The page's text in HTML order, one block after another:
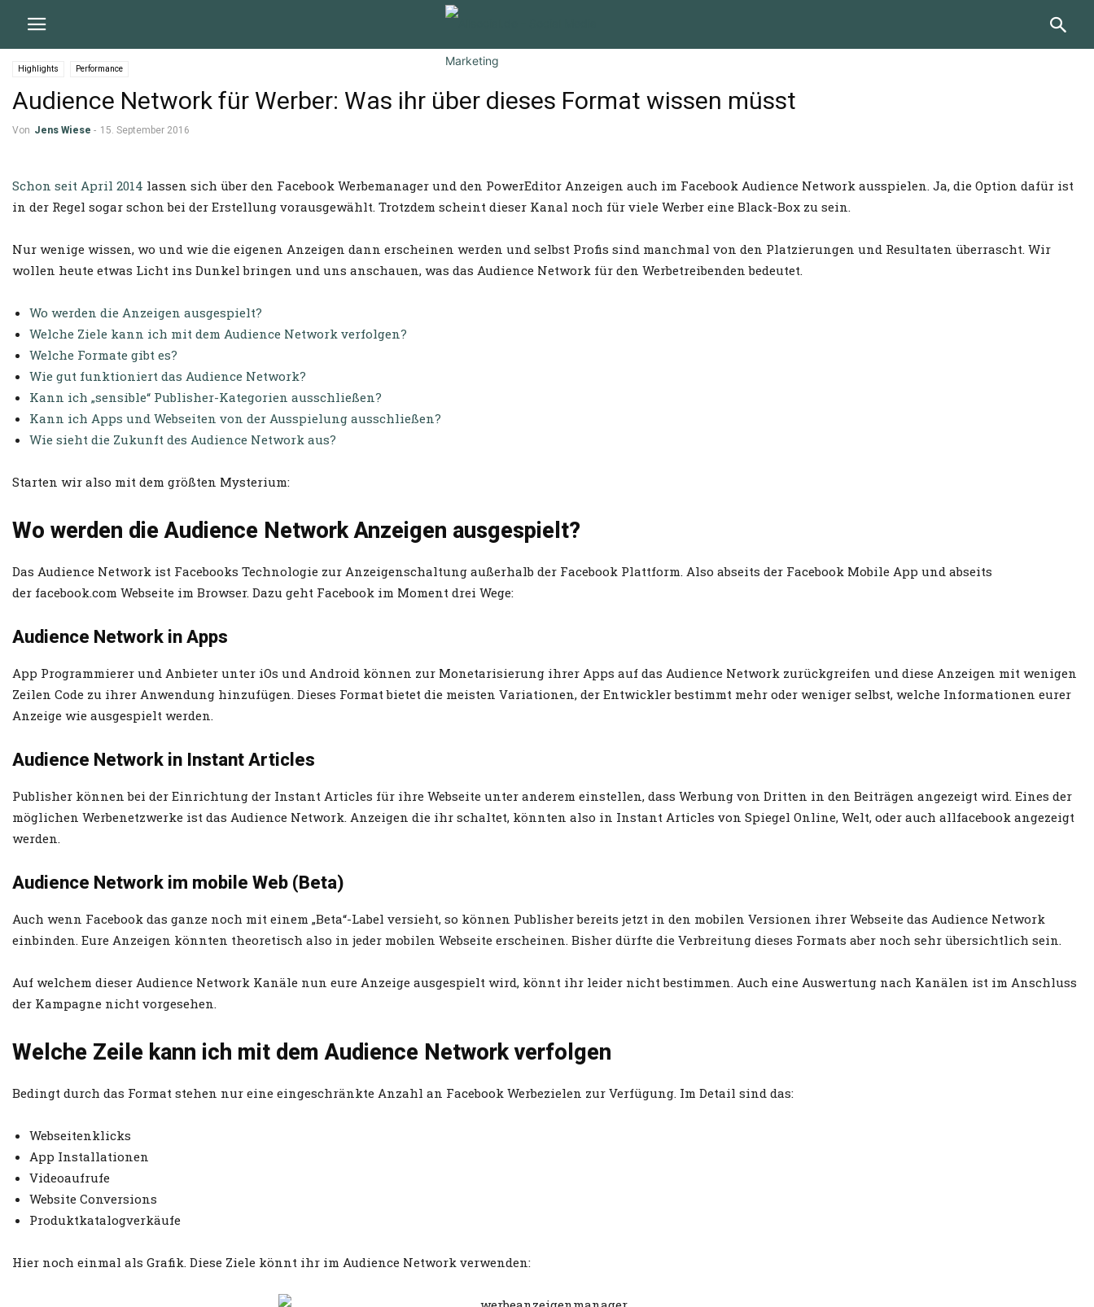
Highlights Performance
Audience Network für Werber: Was ihr über dieses Format wissen müsst
Von Jens Wiese - 15. September 2016
Schon seit April 2014 lassen sich über den Facebook Werbemanager und den PowerEditor Anzeigen auch im Facebook Audience Network ausspielen. Ja, die Option dafür ist
in der Regel sogar schon bei der Erstellung vorausgewählt. Trotzdem scheint dieser Kanal noch für viele Werber eine Black-Box zu sein.
Nur wenige wissen, wo und wie die eigenen Anzeigen dann erscheinen werden und selbst Profis sind manchmal von den Platzierungen und Resultaten überrascht. Wir
wollen heute etwas Licht ins Dunkel bringen und uns anschauen, was das Audience Network für den Werbetreibenden bedeutet.
Wo werden die Anzeigen ausgespielt?
Welche Ziele kann ich mit dem Audience Network verfolgen?
Welche Formate gibt es?
Wie gut funktioniert das Audience Network?
Kann ich „sensible“ Publisher-Kategorien ausschließen?
Kann ich Apps und Webseiten von der Ausspielung ausschließen?
Wie sieht die Zukunft des Audience Network aus?
Starten wir also mit dem größten Mysterium:
Wo werden die Audience Network Anzeigen ausgespielt?
Das Audience Network ist Facebooks Technologie zur Anzeigenschaltung außerhalb der Facebook Plattform. Also abseits der Facebook Mobile App und abseits
der facebook.com Webseite im Browser. Dazu geht Facebook im Moment drei Wege:
Audience Network in Apps
App Programmierer und Anbieter unter iOs und Android können zur Monetarisierung ihrer Apps auf das Audience Network zurückgreifen und diese Anzeigen mit wenigen
Zeilen Code zu ihrer Anwendung hinzufügen. Dieses Format bietet die meisten Variationen, der Entwickler bestimmt mehr oder weniger selbst, welche Informationen eurer
Anzeige wie ausgespielt werden.
Audience Network in Instant Articles
Publisher können bei der Einrichtung der Instant Articles für ihre Webseite unter anderem einstellen, dass Werbung von Dritten in den Beiträgen angezeigt wird. Eines der
möglichen Werbenetzwerke ist das Audience Network. Anzeigen die ihr schaltet, könnten also in Instant Articles von Spiegel Online, Welt, oder auch allfacebook angezeigt
werden.
Audience Network im mobile Web (Beta)
Auch wenn Facebook das ganze noch mit einem „Beta“-Label versieht, so können Publisher bereits jetzt in den mobilen Versionen ihrer Webseite das Audience Network
einbinden. Eure Anzeigen könnten theoretisch also in jeder mobilen Webseite erscheinen. Bisher dürfte die Verbreitung dieses Formats aber noch sehr übersichtlich sein.
Auf welchem dieser Audience Network Kanäle nun eure Anzeige ausgespielt wird, könnt ihr leider nicht bestimmen. Auch eine Auswertung nach Kanälen ist im Anschluss
der Kampagne nicht vorgesehen.
Welche Zeile kann ich mit dem Audience Network verfolgen
Bedingt durch das Format stehen nur eine eingeschränkte Anzahl an Facebook Werbezielen zur Verfügung. Im Detail sind das:
Webseitenklicks
App Installationen
Videoaufrufe
Website Conversions
Produktkatalogverkäufe
Hier noch einmal als Grafik. Diese Ziele könnt ihr im Audience Network verwenden: